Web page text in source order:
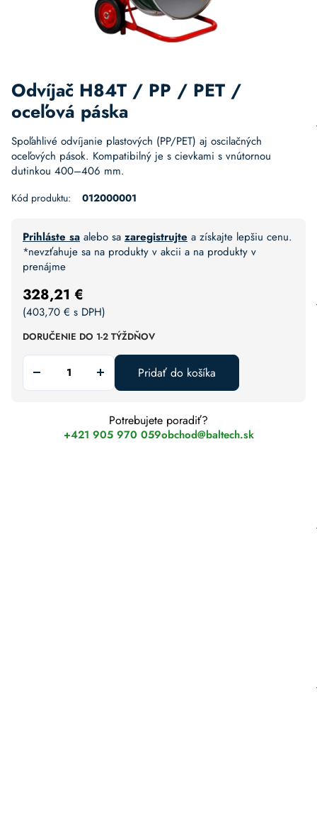
Odvíjač H84T / PP / PET /
oceľová páska
Spoľahlivé odvíjanie plastových (PP/PET) aj oscilačných
oceľových pások. Kompatibilný je s cievkami s vnútornou
dutinkou 400–406 mm.
Kód produktu: 012000001
Prihláste sa alebo sa zaregistrujte a získajte lepšiu cenu.
*nevzťahuje sa na produkty v akcii a na produkty v
prenájme
328,21 €
(403,70 € s DPH)
DORUČENIE DO 1-2 TÝŽDŇOV
Pridať do košíka
Potrebujete poradiť?
+421 905 970 059obchod@baltech.sk